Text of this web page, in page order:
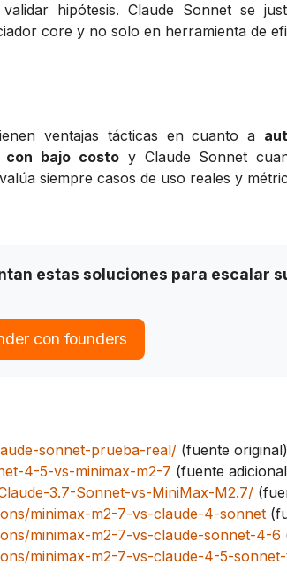
hipótesis. Claude Sonnet se
core y no solo en herramienta de
ventajas tácticas en cuanto a
con bajo costoy Claude Sonnet
siempre casos de uso reales y
estas soluciones para escalar
con founders
sonnet-prueba-real/ (fuente original)
4-5-vs-minimax-m2-7 (fuente
3.7-Sonnet-vs-MiniMax-M2.7/
minimax-m2-7-vs-claude-4-sonnet
minimax-m2-7-vs-claude-sonnet-4-6
minimax-m2-7-vs-claude-4-5-